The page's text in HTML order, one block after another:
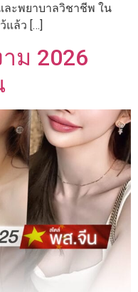
ละพยาบาลวิชาชีพ ใน
แล้ว […]
ม 2026